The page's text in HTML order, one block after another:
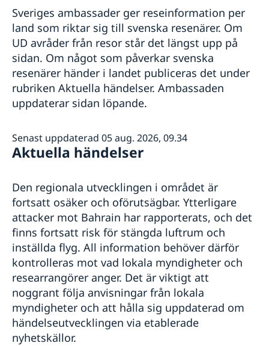
Hjälp kring medborgarskap
Om svenskt medborgarskap
Gifta sig utomlands
Avgifter
Legaliseringar
Aktuella händelser
Allmänna säkerhetsläget
Terrorism
Naturförhållanden och katastrofer
In- och utresebestämmelser
Hälso- och sjukvård
Lokala lagar och sedvänjor
Kriminalitet och personlig säkerhet
Om olyckan är framme
Utvecklingssamarbete
Sveriges ambassader ger reseinformation per
land som riktar sig till svenska resenärer. Om
UD avråder från resor står det längst upp på
sidan. Om något som påverkar svenska
resenärer händer i landet publiceras det under
rubriken Aktuella händelser. Ambassaden
uppdaterar sidan löpande.
Senast uppdaterad 05 aug. 2026, 09.34
Aktuella händelser
Den regionala utvecklingen i området är
fortsatt osäker och oförutsägbar. Ytterligare
attacker mot Bahrain har rapporterats, och det
finns fortsatt risk för stängda luftrum och
inställda flyg. All information behöver därför
kontrolleras mot vad lokala myndigheter och
researrangörer anger. Det är viktigt att
noggrant följa anvisningar från lokala
myndigheter och att hålla sig uppdaterad om
händelseutvecklingen via etablerade
nyhetskällor.